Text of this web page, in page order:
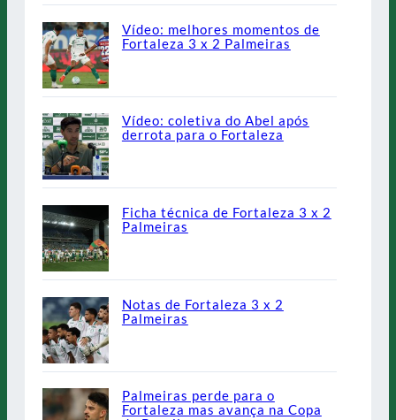
Vídeo: melhores momentos de
Fortaleza 3 x 2 Palmeiras
Vídeo: coletiva do Abel após
derrota para o Fortaleza
Ficha técnica de Fortaleza 3 x 2
Palmeiras
Notas de Fortaleza 3 x 2
Palmeiras
Palmeiras perde para o
Fortaleza mas avança na Copa